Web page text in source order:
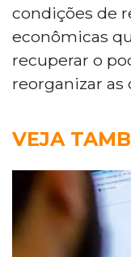
condições de
econômicas
recuperar o
reorganizar as
VEJA